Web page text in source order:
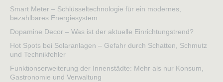
Smart Meter – Schlüsseltechnologie für ein modernes,
bezahlbares Energiesystem
Dopamine Decor – Was ist der aktuelle Einrichtungstrend?
Hot Spots bei Solaranlagen – Gefahr durch Schatten, Schmutz
und Technikfehler
Funktionserweiterung der Innenstädte: Mehr als nur Konsum,
Gastronomie und Verwaltung